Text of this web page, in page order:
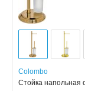
Colombo
Стойка напольная